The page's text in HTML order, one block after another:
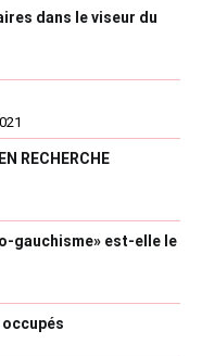
dans le viseur du
RECHERCHE
gauchisme» est-elle le